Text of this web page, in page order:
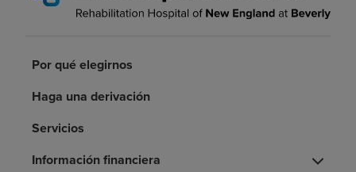
c
Pacientes y cuidadores
Acerca de nosotros
Por qué elegirnos
Haga una derivación
Servicios
Información financiera